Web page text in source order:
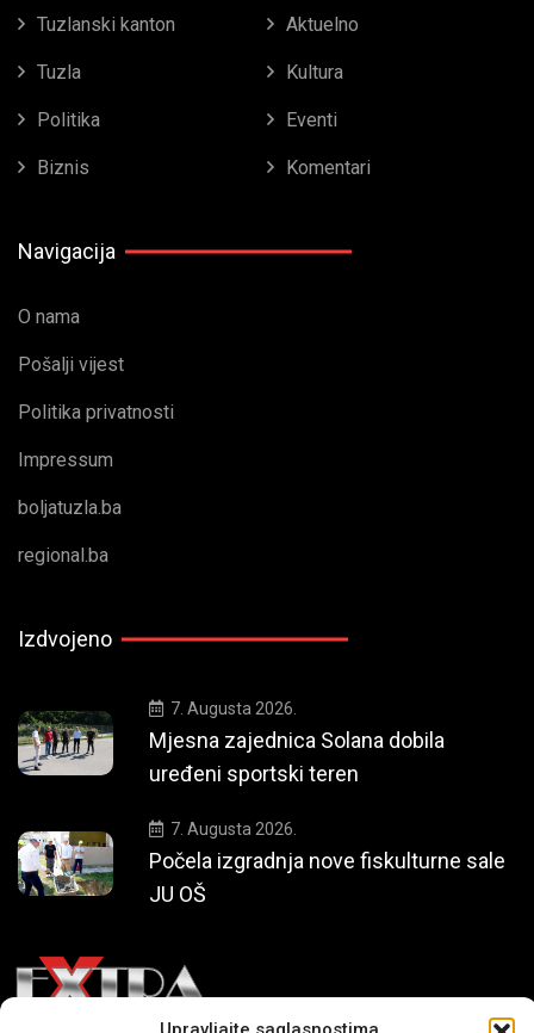
Tuzlanski kanton Aktuelno
Tuzla Kultura
Politika Eventi
Biznis Komentari
Navigacija
O nama
Pošalji vijest
Politika privatnosti
Impressum
boljatuzla.ba
regional.ba
Izdvojeno
7. Augusta 2026.
Mjesna zajednica Solana dobila
uređeni sportski teren
7. Augusta 2026.
Počela izgradnja nove fiskulturne sale
JU OŠ